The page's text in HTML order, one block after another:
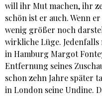
will ihr Mut machen, ihr
schön ist er auch. Wenn
wenig größer noch
wirkliche Lüge.
in Hamburg Margot
Entfernung seines
schon zehn Jahre später
in London seine Undine.